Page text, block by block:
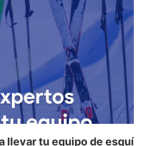
llevar tu equipo de esquí